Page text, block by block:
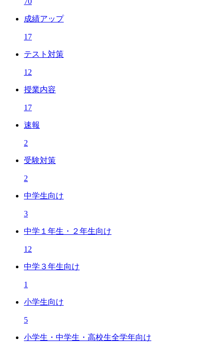
成績アップ
17
テスト対策
12
授業内容
17
速報
2
受験対策
2
中学生向け
3
中学１年生・２年生向け
12
中学３年生向け
1
小学生向け
5
小学生・中学生・高校生全学年向け